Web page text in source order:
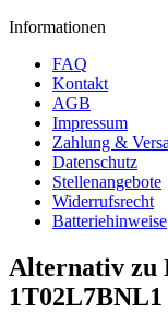
Informationen
FAQ
Kontakt
AGB
Impressum
Zahlung &
Datenschutz
Stellenangebote
Widerrufsrecht
Batteriehinweise
Alternativ zu